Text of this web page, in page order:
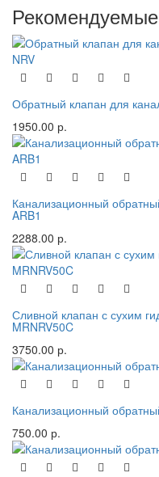
Обратный клапан для
1950.00 р.
Канализационный
ARB1
2288.00 р.
Сливной клапан с сухим
MRNRV50C
3750.00 р.
Канализационный
750.00 р.